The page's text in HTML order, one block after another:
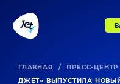
ГЛАВНАЯ / ПРЕСС-ЦЕНТР
ДЖЕТ» ВЫПУСТИЛА